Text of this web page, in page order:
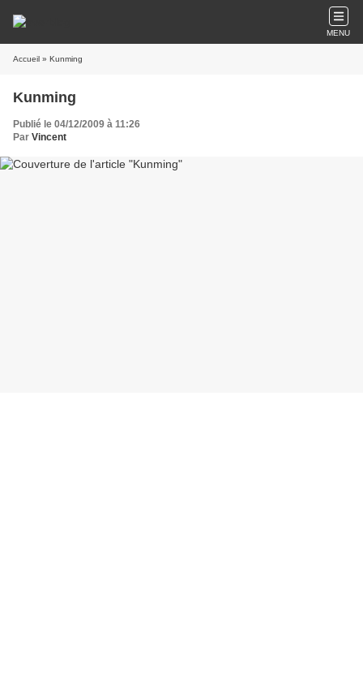
MENU
Accueil » Kunming
Kunming
Publié le 04/12/2009 à 11:26
Par Vincent